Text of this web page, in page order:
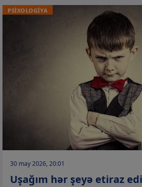
PSİXOLOGİYA
30 may 2026, 20:01
Uşağım hər şeyə etiraz